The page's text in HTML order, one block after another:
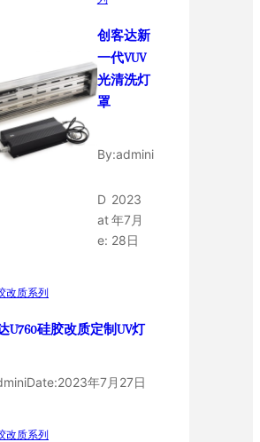
创客达新
一代VUV
光清洗灯
罩
By:admini
D
at
e:
2023
年7月
28日
改质系列
U760硅胶改质定制UV灯
Date:2023年7月27日
改质系列